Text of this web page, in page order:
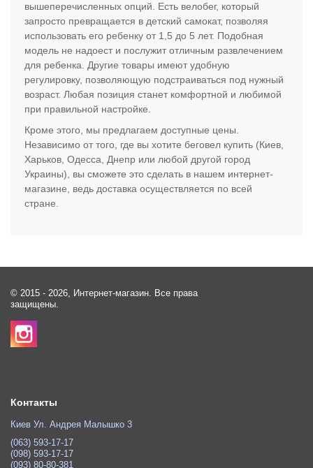
вышеперечисленных опций. Есть велобег, который
запросто превращается в детский самокат, позволяя
использовать его ребенку от 1,5 до 5 лет. Подобная
модель не надоест и послужит отличным развлечением
для ребенка. Другие товары имеют удобную
регулировку, позволяющую подстраиваться под нужный
возраст. Любая позиция станет комфортной и любимой
при правильной настройке.
Кроме этого, мы предлагаем доступные цены.
Независимо от того, где вы хотите беговел купить (Киев,
Харьков, Одесса, Днепр или любой другой город
Украины), вы сможете это сделать в нашем интернет-
магазине, ведь доставка осуществляется по всей
стране.
© 2015 - 2026, Интернет-магазин. Все права
защищены.
Контакты
Киев Ул. Андрея Малышко 3
(063) 593-17-17
(098) 593-17-17
(093) 80-80-381